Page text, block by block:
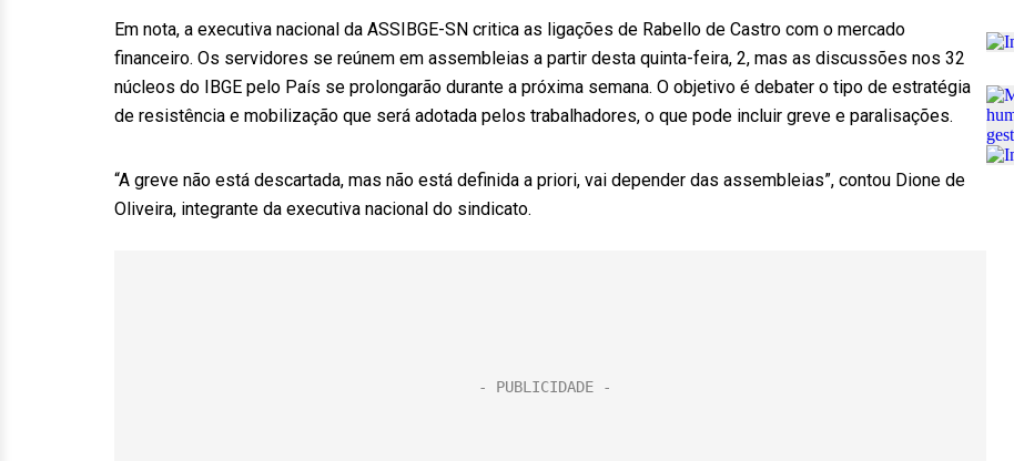
Em nota, a executiva nacional da ASSIBGE-SN critica as ligações de Rabello de Castro com o mercado
financeiro. Os servidores se reúnem em assembleias a partir desta quinta-feira, 2, mas as discussões nos 32
núcleos do IBGE pelo País se prolongarão durante a próxima semana. O objetivo é debater o tipo de estratégia
de resistência e mobilização que será adotada pelos trabalhadores, o que pode incluir greve e paralisações.
“A greve não está descartada, mas não está definida a priori, vai depender das assembleias”, contou Dione de
Oliveira, integrante da executiva nacional do sindicato.